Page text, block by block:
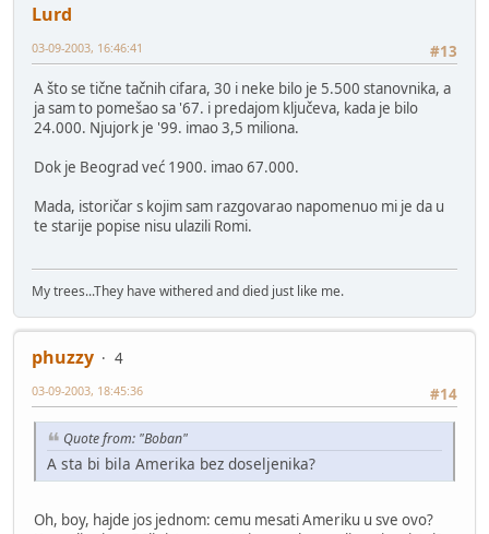
Lurd
#13
03-09-2003, 16:46:41
A što se tične tačnih cifara, 30 i neke bilo je 5.500 stanovnika, a
ja sam to pomešao sa '67. i predajom ključeva, kada je bilo
24.000. Njujork je '99. imao 3,5 miliona.
Dok je Beograd već 1900. imao 67.000.
Mada, istoričar s kojim sam razgovarao napomenuo mi je da u
te starije popise nisu ulazili Romi.
My trees...They have withered and died just like me.
phuzzy
4
#14
03-09-2003, 18:45:36
Quote from: "Boban"
A sta bi bila Amerika bez doseljenika?
Oh, boy, hajde jos jednom: cemu mesati Ameriku u sve ovo?